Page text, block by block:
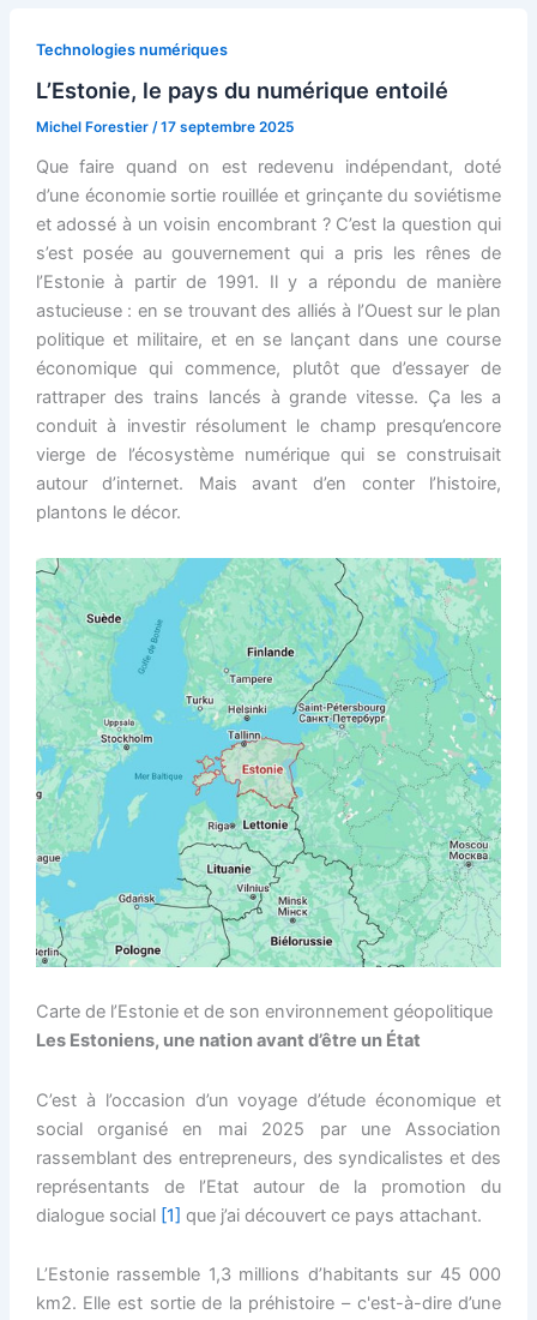
Technologies numériques
L’Estonie, le pays du numérique entoilé
Michel Forestier /17 septembre 2025
Que faire quand on est redevenu indépendant, doté
d’une économie sortie rouillée et grinçante du soviétisme
et adossé à un voisin encombrant ? C’est la question qui
s’est posée au gouvernement qui a pris les rênes de
l’Estonie à partir de 1991. Il y a répondu de manière
astucieuse : en se trouvant des alliés à l’Ouest sur le plan
politique et militaire, et en se lançant dans une course
économique qui commence, plutôt que d’essayer de
rattraper des trains lancés à grande vitesse. Ça les a
conduit à investir résolument le champ presqu’encore
vierge de l’écosystème numérique qui se construisait
autour d’internet. Mais avant d’en conter l’histoire,
plantons le décor.
Carte de l’Estonie et de son environnement géopolitique
Les Estoniens, une nation avant d’être un État
C’est à l’occasion d’un voyage d’étude économique et
social organisé en mai 2025 par une Association
rassemblant des entrepreneurs, des syndicalistes et des
représentants de l’Etat autour de la promotion du
dialogue social [1] que j’ai découvert ce pays attachant.
L’Estonie rassemble 1,3 millions d’habitants sur 45 000
km2. Elle est sortie de la préhistoire – c'est-à-dire d’une